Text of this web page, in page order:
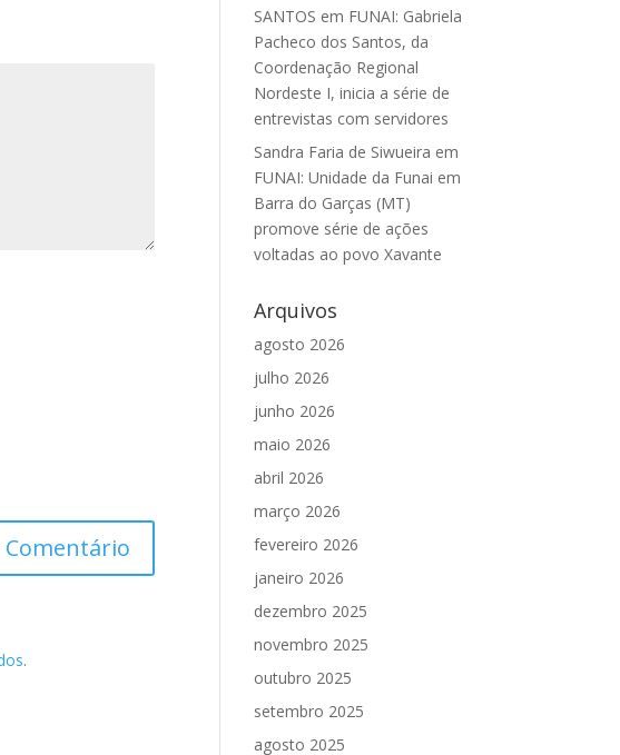
.
SANTOS em FUNAI: Gabriela
Pacheco dos Santos, da
Coordenação Regional
Nordeste I, inicia a série de
entrevistas com servidores
Sandra Faria de Siwueira em
FUNAI: Unidade da Funai em
Barra do Garças (MT)
promove série de ações
voltadas ao povo Xavante
Arquivos
agosto 2026
julho 2026
junho 2026
maio 2026
abril 2026
março 2026
fevereiro 2026
janeiro 2026
dezembro 2025
novembro 2025
outubro 2025
setembro 2025
agosto 2025